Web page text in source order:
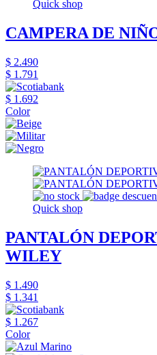
Quick shop
CAMPERA DE
$ 2.490
$ 1.791
$ 1.692
Color
Quick shop
PANTALÓN
WILEY
$ 1.490
$ 1.341
$ 1.267
Color